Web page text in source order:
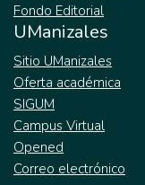
Fondo Editorial
UManizales
Sitio UManizales
Oferta académica
SIGUM
Campus Virtual
Opened
Correo electrónico